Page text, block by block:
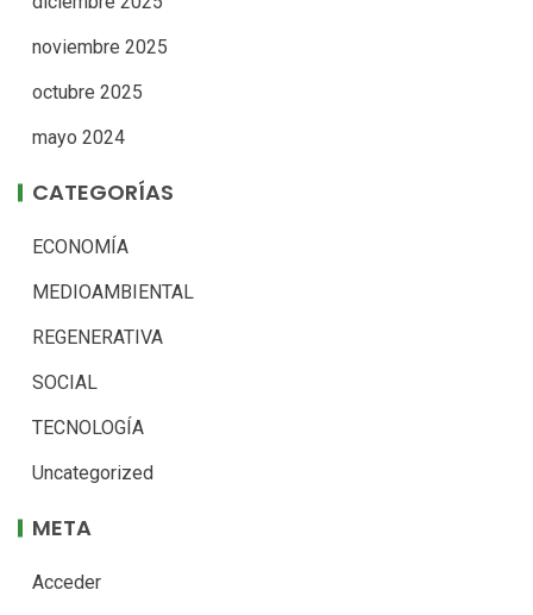
noviembre 2025
octubre 2025
mayo 2024
CATEGORÍAS
ECONOMÍA
MEDIOAMBIENTAL
REGENERATIVA
SOCIAL
TECNOLOGÍA
Uncategorized
META
Acceder